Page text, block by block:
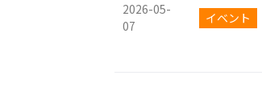
2026-05-
07
イベント